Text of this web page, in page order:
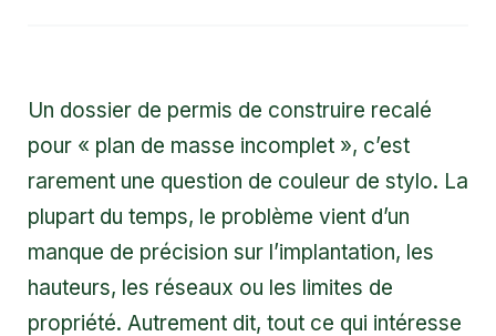
Un dossier de permis de construire recalé
pour « plan de masse incomplet », c’est
rarement une question de couleur de stylo. La
plupart du temps, le problème vient d’un
manque de précision sur l’implantation, les
hauteurs, les réseaux ou les limites de
propriété. Autrement dit, tout ce qui intéresse